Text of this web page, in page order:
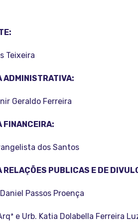
Teixeira
ADMINISTRATIVA:
Geraldo Ferreira
FINANCEIRA:
dos Santos
RELAÇÕES PUBLICAS E DE
Passos Proença
e Urb. Katia Dolabella Ferreira